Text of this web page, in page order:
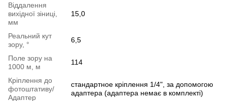
Віддалення
вихідної зіниці,
мм
15,0
Реальний кут
зору, °
6,5
Поле зору на
1000 м, м
114
Кріплення до
фотоштативу/
Адаптер
стандартное кріплення 1/4", за допомогою
адаптера (адаптера немає в комплекті)